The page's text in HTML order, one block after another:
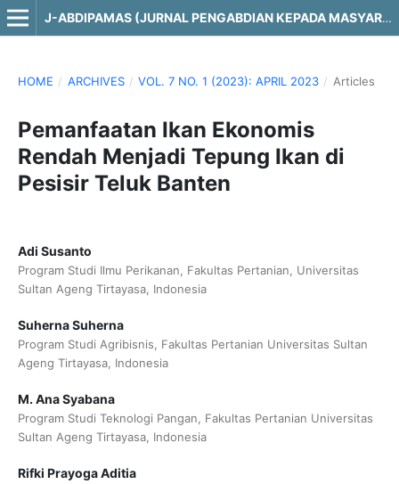
J-ABDIPAMAS (JURNAL PENGABDIAN KEPADA MASYARAKAT)
HOME / ARCHIVES / VOL. 7 NO. 1 (2023): APRIL 2023 / Articles
Pemanfaatan Ikan Ekonomis
Rendah Menjadi Tepung Ikan di
Pesisir Teluk Banten
Adi Susanto
Program Studi Ilmu Perikanan, Fakultas Pertanian, Universitas
Sultan Ageng Tirtayasa, Indonesia
Suherna Suherna
Program Studi Agribisnis, Fakultas Pertanian Universitas Sultan
Ageng Tirtayasa, Indonesia
M. Ana Syabana
Program Studi Teknologi Pangan, Fakultas Pertanian Universitas
Sultan Ageng Tirtayasa, Indonesia
Rifki Prayoga Aditia